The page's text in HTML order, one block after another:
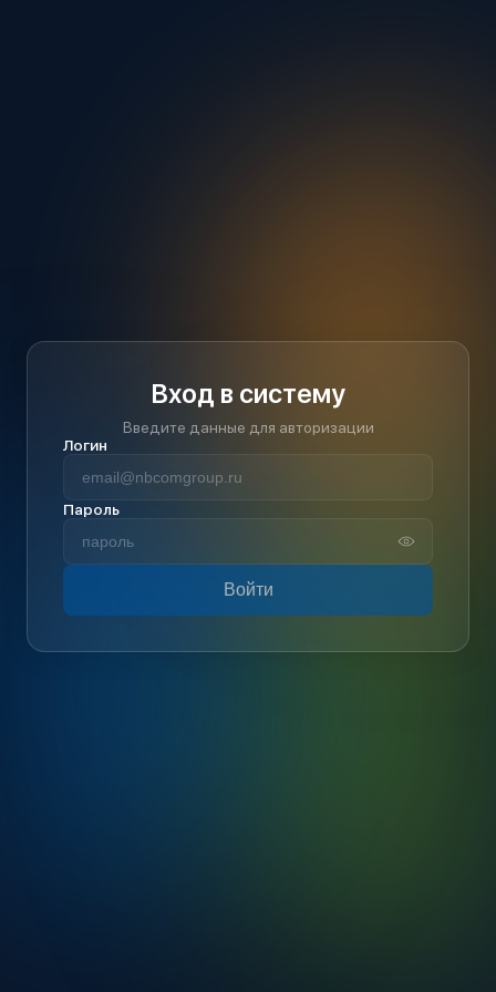
Вход в систему
Введите данные для авторизации
Логин
Пароль
Войти